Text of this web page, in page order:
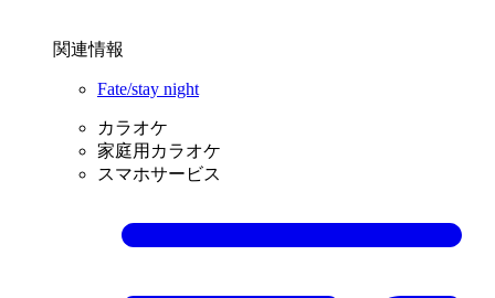
関連情報
Fate/stay night
カラオケ
家庭用カラオケ
スマホサービス